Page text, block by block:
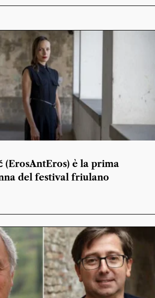
(ErosAntEros) è la prima
del festival friulano